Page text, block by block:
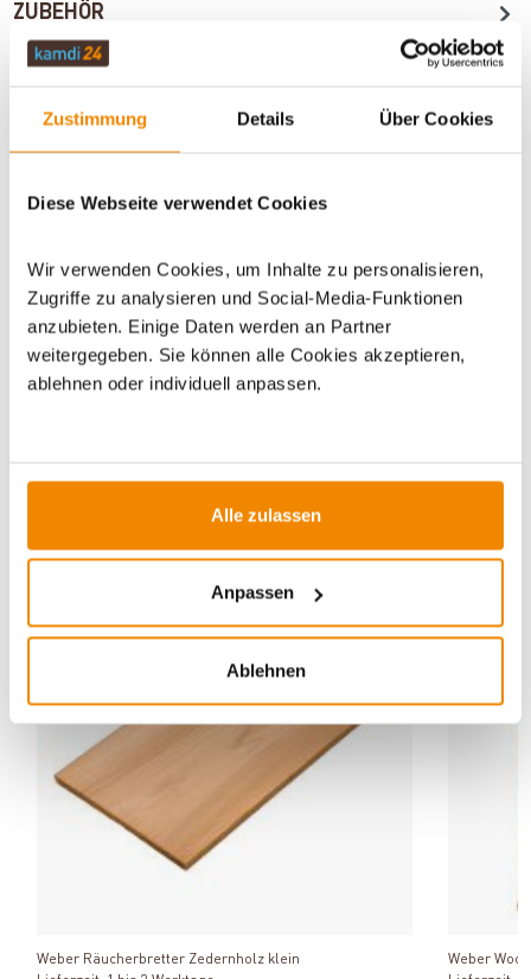
Zustimmung Details Über Cookies
Diese Webseite verwendet Cookies
Wir verwenden Cookies, um Inhalte zu personalisieren,
Zugriffe zu analysieren und Social-Media-Funktionen
anzubieten. Einige Daten werden an Partner
weitergegeben. Sie können alle Cookies akzeptieren,
ablehnen oder individuell anpassen.
Alle zulassen
Anpassen
Ablehnen
ZUBEHÖR
Artikeldatenblatt drucken Frage zum Artikel
Dieses Produkt finden Sie unter:Grills| Holzkohlegrills|
BBQ Grills und Smoker|Gartengrills|Smoker und
Räucheröfen
-5%
Weber Räucherbretter Zedernholz klein
Weber